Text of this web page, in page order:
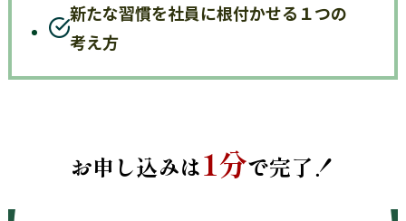
新たな習慣を社員に根付かせる１つの
考え方
お申し込みは1分で完了！